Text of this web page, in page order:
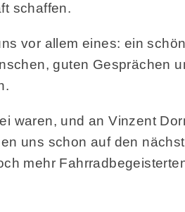
schaffen.
vor allem eines: ein
guten Gesprächen
waren, und an Vinzent
uns schon auf den
mehr